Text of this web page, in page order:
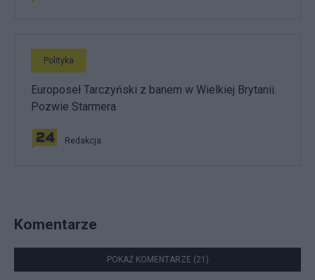
Polityka
Europoseł Tarczyński z banem w Wielkiej Brytanii.
Pozwie Starmera
Redakcja
Komentarze
POKAŻ KOMENTARZE (21)